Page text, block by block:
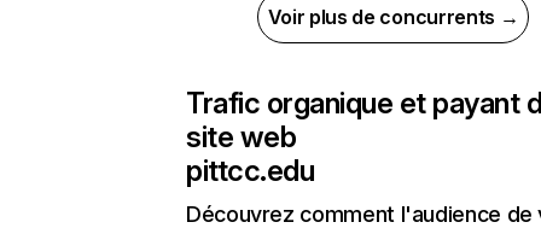
Voir plus de concurrents →
Trafic organique et payant
site web
pittcc.edu
Découvrez comment l'audience de